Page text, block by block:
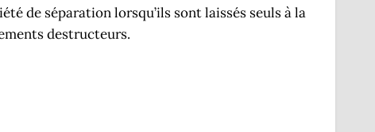
de séparation lorsqu’ils sont laissés seuls à la
destructeurs.